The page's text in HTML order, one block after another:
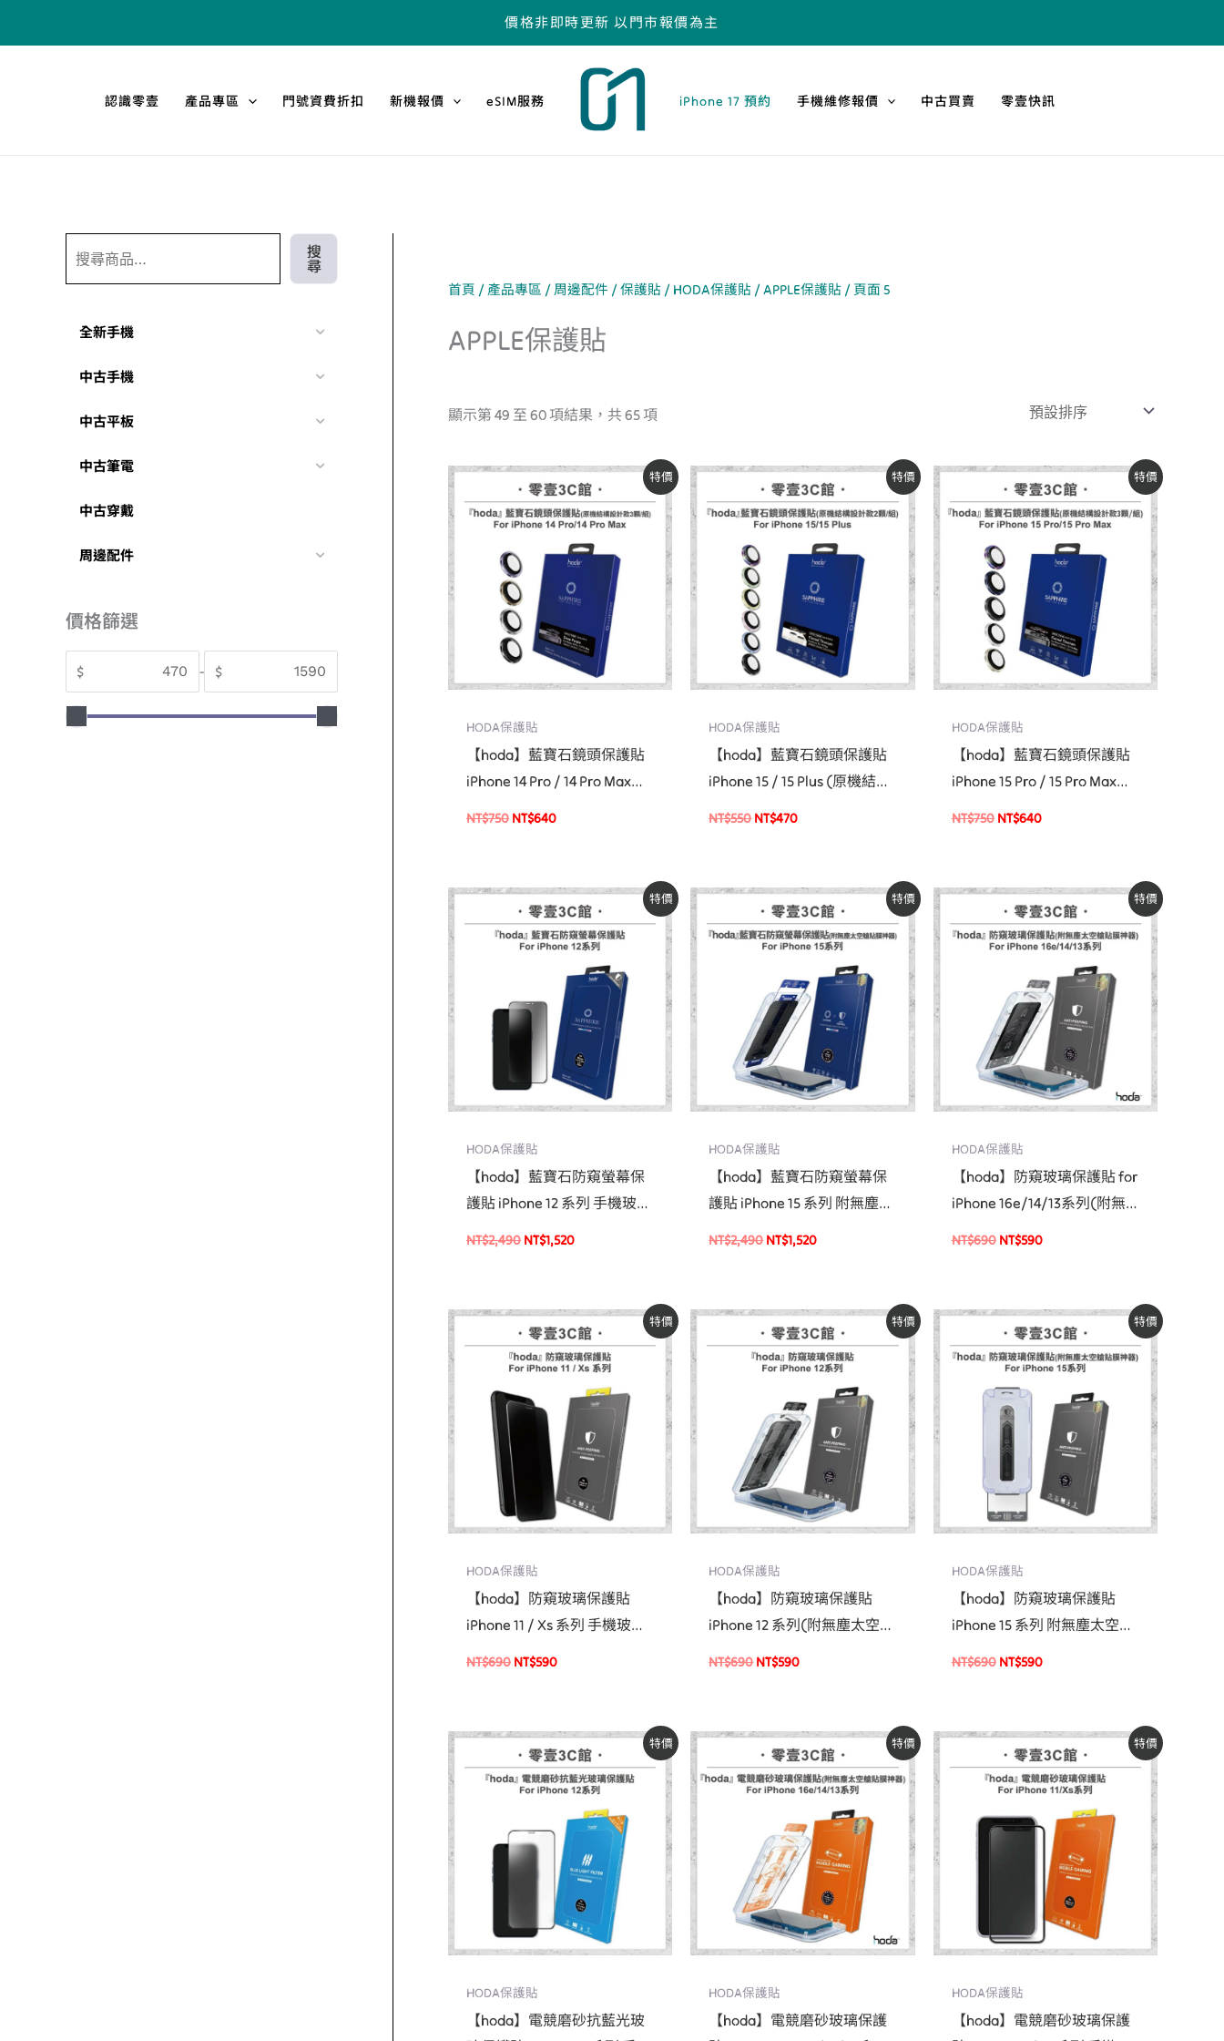
價格非即時更新 以門市報價為主
認識零壹 產品專區 門號資費折扣 新機報價 eSIM服務 iPhone 17 預約 手機維修報價 中古買賣 零壹快訊
尋
搜
尋
全新手機
中古手機
中古平板
中古筆電
中古穿戴
周邊配件
價格篩選
$ - $
首頁 / 產品專區 / 周邊配件 /保護貼 / HODA保護貼 /APPLE保護貼 / 頁面 5
APPLE保護貼
顯示第 49 至 60 項結果，共 65 項
特價
HODA保護貼
【hoda】藍寶石鏡頭保護貼
iPhone 14 Pro / 14 Pro Max
NT$750
原
始
價
格：
NT$640
目
前
價
格：
特價
HODA保護貼
【hoda】藍寶石鏡頭保護貼
iPhone 15 / 15 Plus (原機結構
NT$550
原
始
價
格：
NT$470
目
前
價
格：
特價
HODA保護貼
【hoda】藍寶石鏡頭保護貼
iPhone 15 Pro / 15 Pro Max
NT$750
原
始
價
格：
NT$640
目
前
價
格：
特價
HODA保護貼
【hoda】藍寶石防窺螢幕保
護貼 iPhone 12 系列 手機玻璃
NT$2,490
原
始
價
格：
NT$1,520
目
前
價
格：
特價
HODA保護貼
【hoda】藍寶石防窺螢幕保
護貼 iPhone 15 系列 附無塵太
NT$2,490
原
始
價
格：
NT$1,520
目
前
價
格：
特價
HODA保護貼
【hoda】防窺玻璃保護貼 for
iPhone 16e/14/13系列(附無
NT$690
原
始
價
格：
NT$590
目
前
價
格：
特價
HODA保護貼
【hoda】防窺玻璃保護貼
iPhone 11 / Xs 系列 手機玻璃
NT$690
原
始
價
格：
NT$590
目
前
價
格：
特價
HODA保護貼
【hoda】防窺玻璃保護貼
iPhone 12 系列(附無塵太空艙
NT$690
原
始
價
格：
NT$590
目
前
價
格：
特價
HODA保護貼
【hoda】防窺玻璃保護貼
iPhone 15 系列 附無塵太空艙
NT$690
原
始
價
格：
NT$590
目
前
價
格：
特價
HODA保護貼
【hoda】電競磨砂抗藍光玻
原
始
價
格：
目
前
價
格：
特價
HODA保護貼
【hoda】電競磨砂玻璃保護
原
始
價
格：
目
前
價
格：
特價
HODA保護貼
【hoda】電競磨砂玻璃保護
原
始
價
格：
目
前
價
格：
NT$590。